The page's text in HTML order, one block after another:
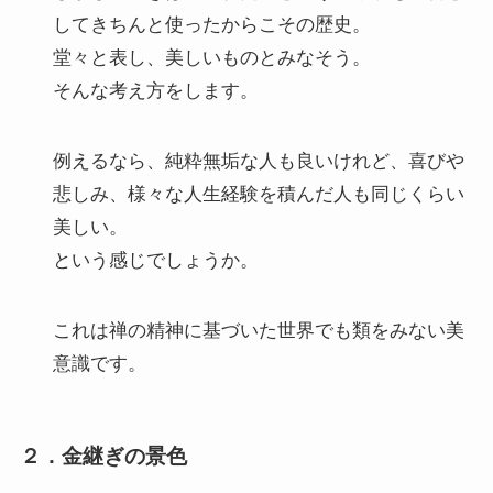
してきちんと使ったからこその歴史。
堂々と表し、美しいものとみなそう。
そんな考え方をします。
例えるなら、純粋無垢な人も良いけれど、喜びや
悲しみ、様々な人生経験を積んだ人も同じくらい
美しい。
という感じでしょうか。
これは禅の精神に基づいた世界でも類をみない美
意識です。
２．金継ぎの景色